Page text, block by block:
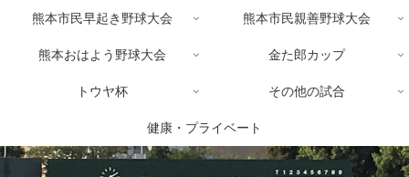
熊本市民早起き野球大会 熊本市民親善野球大会
熊本おはよう野球大会 金た郎カップ
トウヤ杯 その他の試合
健康・プライベート